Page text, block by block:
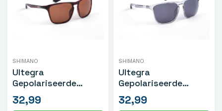
SHIMANO
Ultegra
Gepolariseerde
Zonnebril
Tortoiseshell
32,99
SHIMANO
Ultegra
Gepolariseerde
Zonnebril
Transparant Grijs
32,99